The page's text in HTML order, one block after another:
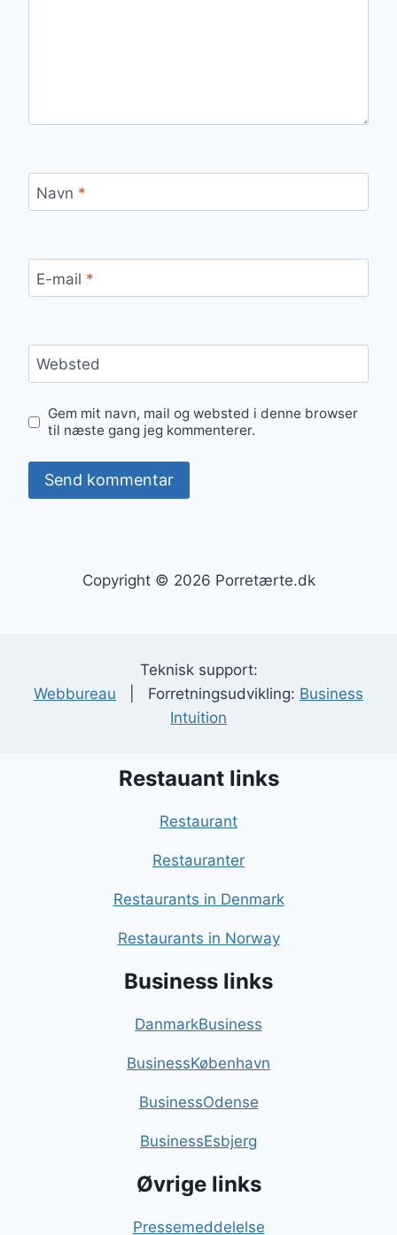
Navn *
E-mail *
Websted
Gem mit navn, mail og websted i denne browser
til næste gang jeg kommenterer.
Copyright © 2026 Porretærte.dk
Teknisk support:
Webbureau | Forretningsudvikling: Business
Intuition
Restauant links
Restaurant
Restauranter
Restaurants in Denmark
Restaurants in Norway
Business links
DanmarkBusiness
BusinessKøbenhavn
BusinessOdense
BusinessEsbjerg
Øvrige links
Pressemeddelelse